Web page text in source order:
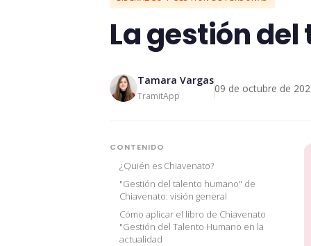
La gestión
Tamara Vargas
TramitApp
09 de octubre de
CONTENIDO
¿Quién es Chiavenato?
"Gestión del talento humano" de
Chiavenato: visión general
Cómo aplicar el libro de Chiavenato
"Gestión del Talento Humano en la
actualidad